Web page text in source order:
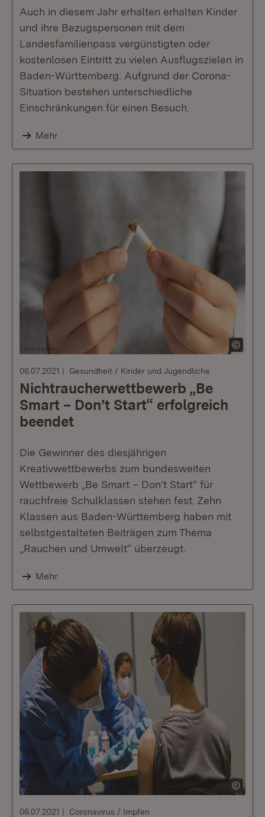
Auch in diesem Jahr erhalten erhalten Kinder
und ihre Bezugspersonen mit dem
Landesfamilienpass vergünstigten oder
kostenlosen Eintritt zu vielen Ausflugszielen in
Baden-Württemberg. Aufgrund der Corona-
Situation bestehen unterschiedliche
Einschränkungen für einen Besuch.
Mehr
06.07.2021 Gesundheit / Kinder und Jugendliche
Nichtraucherwettbewerb „Be
Smart – Don’t Start“ erfolgreich
beendet
Die Gewinner des diesjährigen
Kreativwettbewerbs zum bundesweiten
Wettbewerb „Be Smart – Don’t Start“ für
rauchfreie Schulklassen stehen fest. Zehn
Klassen aus Baden-Württemberg haben mit
selbstgestalteten Beiträgen zum Thema
„Rauchen und Umwelt“ überzeugt.
Mehr
06.07.2021 Coronavirus / Impfen